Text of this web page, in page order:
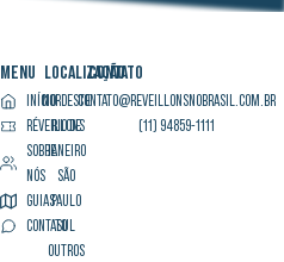
MENU
INÍCIO
RÉVEILLONS
SOBRE
NÓS
GUIAS
CONTATO
LOCALIZAÇÃO
NORDESTE
RIO DE
JANEIRO
SÃO
PAULO
SUL
OUTROS
CONTATO
CONTATO@REVEILLONSNOBRASIL.COM.BR
(11) 94859-1111